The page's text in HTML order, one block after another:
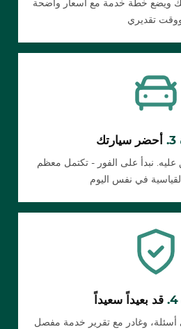
ويضع خطة خدمة مع أسعار واضحة
أحضر سيارتك
نبدأ على الفور - تكتمل معظم
قد بعيداً سعيداً
أسئلة، وغادر مع تقرير خدمة مفصل